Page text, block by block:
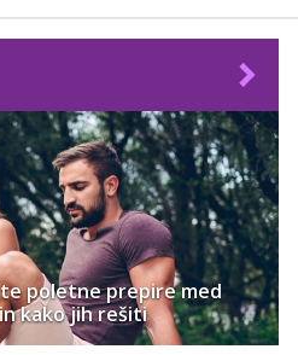
poletne prepire med
kako jih rešiti